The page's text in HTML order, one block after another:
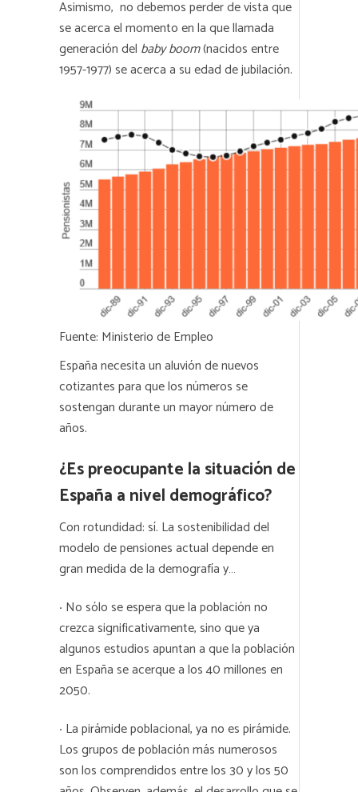
Asimismo, no debemos perder de vista que
se acerca el momento en la que llamada
generación del baby boom(nacidos entre
1957-1977) se acerca a su edad de jubilación.
Fuente: Ministerio de Empleo
España necesita un aluvión de nuevos
cotizantes para que los números se
sostengan durante un mayor número de
años.
¿Es preocupante la situación de
España a nivel demográfico?
Con rotundidad: sí. La sostenibilidad del
modelo de pensiones actual depende en
gran medida de la demografía y…
· No sólo se espera que la población no
crezca significativamente, sino que ya
algunos estudios apuntan a que la población
en España se acerque a los 40 millones en
2050.
· La pirámide poblacional, ya no es pirámide.
Los grupos de población más numerosos
son los comprendidos entre los 30 y los 50